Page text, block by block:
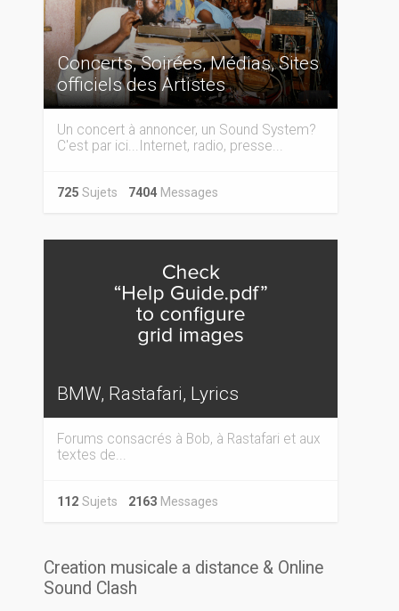
Concerts, Soirées, Médias, Sites
officiels des Artistes
Un concert à annoncer, un Sound System?
C'est par ici...Internet, radio, presse...
725Sujets 7404Messages
BMW, Rastafari, Lyrics
Forums consacrés à Bob, à Rastafari et aux
textes de...
112Sujets 2163Messages
Creation musicale a distance & Online
Sound Clash